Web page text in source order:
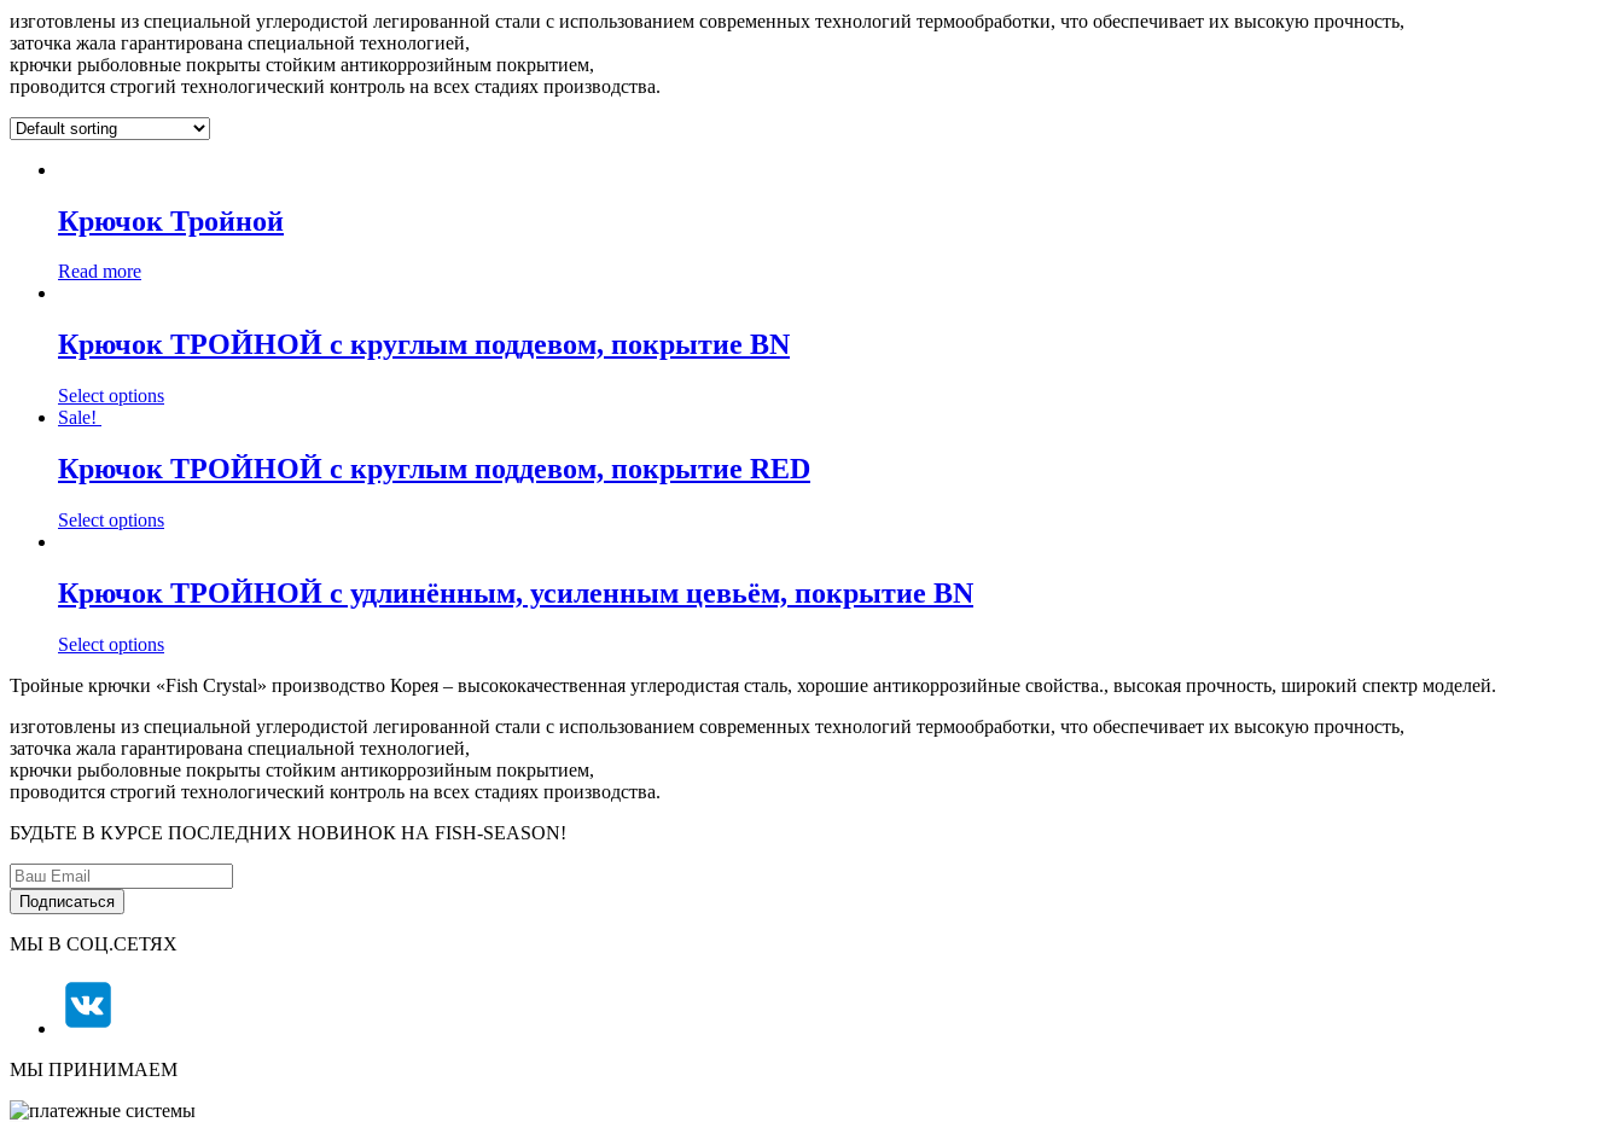
изготовлены из специальной углеродистой легированной стали с использованием современных технологий термообработки, что обеспечивает их высокую прочность,
заточка жала гарантирована специальной технологией,
крючки рыболовные покрыты стойким антикоррозийным покрытием,
проводится строгий технологический контроль на всех стадиях производства.
Крючок Тройной
Read more
Крючок ТРОЙНОЙ с круглым поддевом, покрытие BN
Select options
Sale!
Крючок ТРОЙНОЙ с круглым поддевом, покрытие RED
Select options
Крючок ТРОЙНОЙ с удлинённым, усиленным цевьём, покрытие BN
Select options
Тройные крючки «Fish Crystal» производство Корея – высококачественная углеродистая сталь, хорошие антикоррозийные свойства., высокая прочность, широкий спектр моделей.
изготовлены из специальной углеродистой легированной стали с использованием современных технологий термообработки, что обеспечивает их высокую прочность,
заточка жала гарантирована специальной технологией,
крючки рыболовные покрыты стойким антикоррозийным покрытием,
проводится строгий технологический контроль на всех стадиях производства.
БУДЬТЕ В КУРСЕ ПОСЛЕДНИХ НОВИНОК НА FISH-SEASON!
МЫ В СОЦ.СЕТЯХ
МЫ ПРИНИМАЕМ